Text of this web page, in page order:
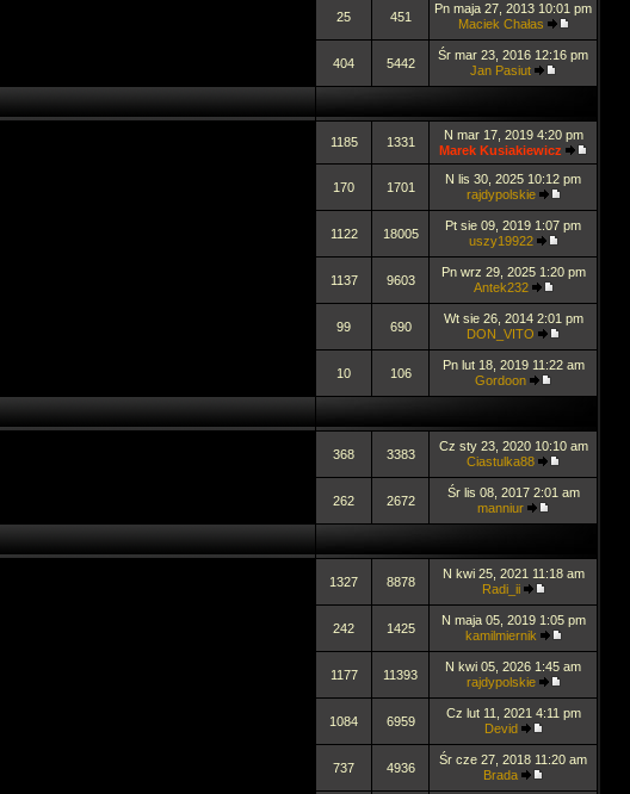
25 451
Pn maja 27, 2013 10:01 pm
Maciek Chałas
404 5442
Śr mar 23, 2016 12:16 pm
Jan Pasiut
1185 1331
N mar 17, 2019 4:20 pm
Marek Kusiakiewicz
170 1701
N lis 30, 2025 10:12 pm
rajdypolskie
1122 18005
Pt sie 09, 2019 1:07 pm
uszy19922
1137 9603
Pn wrz 29, 2025 1:20 pm
Antek232
99 690
Wt sie 26, 2014 2:01 pm
DON_VITO
10 106
Pn lut 18, 2019 11:22 am
Gordoon
368 3383
Cz sty 23, 2020 10:10 am
Ciastulka88
262 2672
Śr lis 08, 2017 2:01 am
manniur
1327 8878
N kwi 25, 2021 11:18 am
Radi_ii
242 1425
N maja 05, 2019 1:05 pm
kamilmiernik
1177 11393
N kwi 05, 2026 1:45 am
rajdypolskie
1084 6959
Cz lut 11, 2021 4:11 pm
Devid
737 4936
Śr cze 27, 2018 11:20 am
Brada